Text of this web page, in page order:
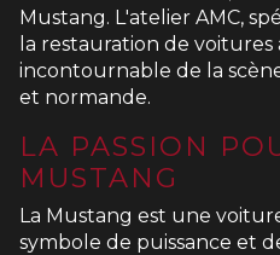
Mustang. L'atelier AMC,
la restauration de
incontournable de la
et normande.
LA PASSION
MUSTANG
La Mustang est une
symbole de puissance et